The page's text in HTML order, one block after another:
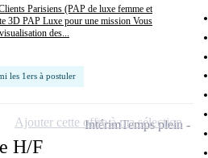
Parisiens (PAP de luxe femme et
3D PAP Luxe pour une mission Vous
des...
les 1ers à postuler
H/F
IntérimTemps plein
Ajouter cette offre à ma sélection